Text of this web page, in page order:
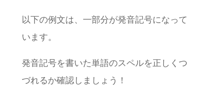
以下の例文は、一部分が発音記号になって
います。
発音記号を書いた単語のスペルを正しくつ
づれるか確認しましょう！